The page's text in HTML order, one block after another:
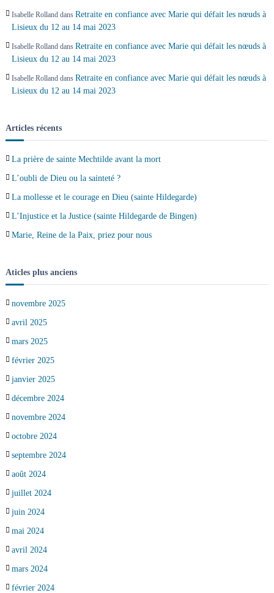
Isabelle Rollanddans Retraite en confiance avec Marie qui défait les nœuds à
Lisieux du 12 au 14 mai 2023
Isabelle Rollanddans Retraite en confiance avec Marie qui défait les nœuds à
Lisieux du 12 au 14 mai 2023
Isabelle Rollanddans Retraite en confiance avec Marie qui défait les nœuds à
Lisieux du 12 au 14 mai 2023
Articles récents
La prière de sainte Mechtilde avant la mort
L’oubli de Dieu ou la sainteté ?
La mollesse et le courage en Dieu (sainte Hildegarde)
L’Injustice et la Justice (sainte Hildegarde de Bingen)
Marie, Reine de la Paix, priez pour nous
Aticles plus anciens
novembre 2025
avril 2025
mars 2025
février 2025
janvier 2025
décembre 2024
novembre 2024
octobre 2024
septembre 2024
août 2024
juillet 2024
juin 2024
mai 2024
avril 2024
mars 2024
février 2024